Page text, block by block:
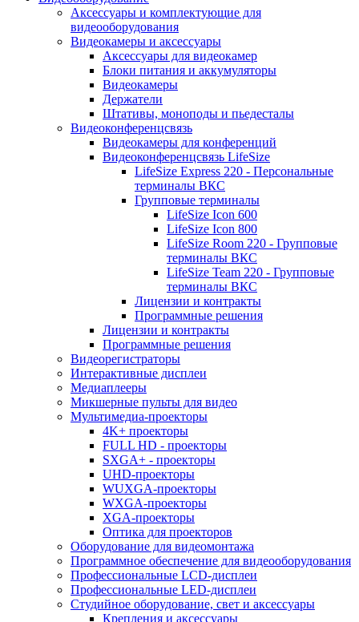
Аксессуары и комплектующие для
видеооборудования
Видеокамеры и аксессуары
Аксессуары для видеокамер
Блоки питания и аккумуляторы
Видеокамеры
Держатели
Штативы, моноподы и пьедесталы
Видеоконференцсвязь
Видеокамеры для конференций
Видеоконференцсвязь LifeSize
LifeSize Express 220 - Персональные
терминалы ВКС
Групповые терминалы
LifeSize Icon 600
LifeSize Icon 800
LifeSize Room 220 - Групповые
терминалы ВКС
LifeSize Team 220 - Групповые
терминалы ВКС
Лицензии и контракты
Программные решения
Лицензии и контракты
Программные решения
Видеорегистраторы
Интерактивные дисплеи
Медиаплееры
Микшерные пульты для видео
Мультимедиа-проекторы
4K+ проекторы
FULL HD - проекторы
SXGA+ - проекторы
UHD-проекторы
WUXGA-проекторы
WXGA-проекторы
XGA-проекторы
Оптика для проекторов
Оборудование для видеомонтажа
Программное обеспечение для видеооборудования
Профессиональные LCD-дисплеи
Профессиональные LED-дисплеи
Студийное оборудование, свет и аксессуары
Крепления и аксессуары